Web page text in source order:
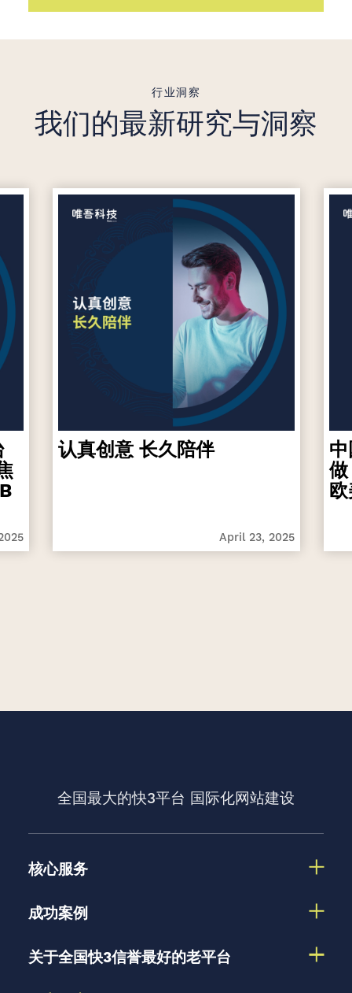
行业洞察
我们的最新研究与洞察
认真创意 长久陪伴
April 23, 2025
全国最大的快3平台 国际化网站建设
核心服务
成功案例
关于全国快3信誉最好的老平台